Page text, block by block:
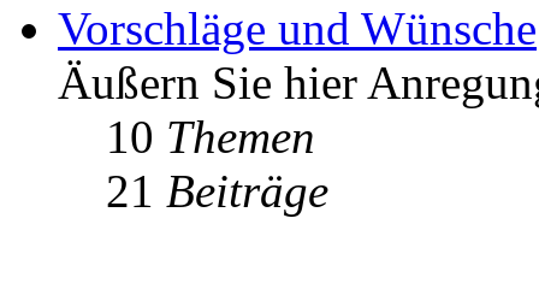
Vorschläge und Wünsche
Äußern Sie hier
10 Themen
21 Beiträge